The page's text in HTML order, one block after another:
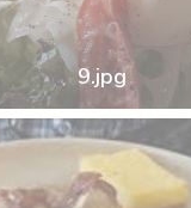
9.jpg